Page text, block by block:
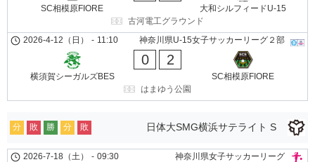
SC相模原FIORE
大和シルフィードU-15
古河電工グラウンド
神奈川県U-15女子サッカーリーグ２部
2026-4-12（日） - 11:10
横須賀シーガルズBES
0 2
SC相模原FIORE
はまゆう公園
日体大SMG横浜サテライト S
分 敗 勝 分 敗
神奈川県女子サッカーリーグ
2026-7-18（土） - 09:30